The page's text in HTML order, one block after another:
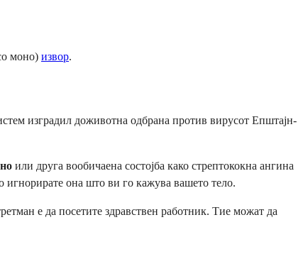
моно) извор.
изградил доживотна одбрана против вирусот Епштајн-
или друга вообичаена состојба како стрептококна ангина
игнорирате она што ви го кажува вашето тело.
е да посетите здравствен работник. Тие можат да